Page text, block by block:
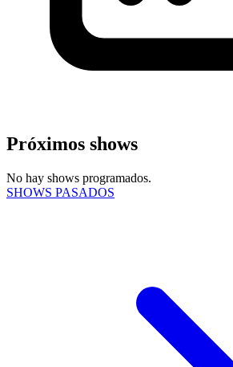
Próximos shows
No hay shows programados.
SHOWS PASADOS